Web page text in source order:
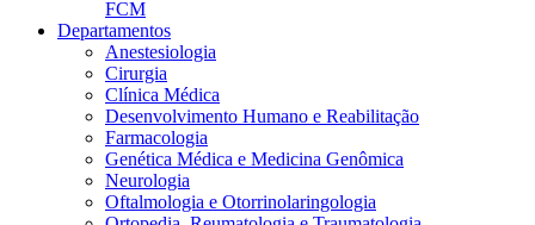
FCM
Departamentos
Anestesiologia
Cirurgia
Clínica Médica
Desenvolvimento Humano e Reabilitação
Farmacologia
Genética Médica e Medicina Genômica
Neurologia
Oftalmologia e Otorrinolaringologia